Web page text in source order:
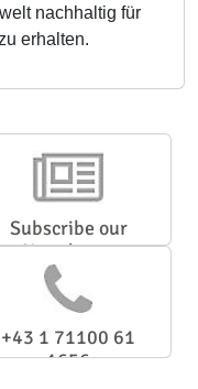
nachhaltig für
erhalten.
Subscribe our
Newsletter
+43 1 71100 61
1656